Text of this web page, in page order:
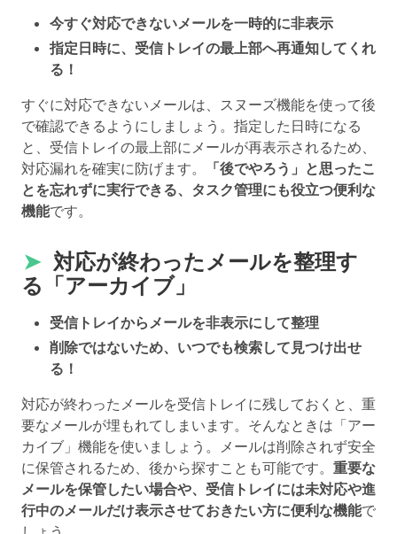
今すぐ対応できないメールを一時的に非表示
指定日時に、受信トレイの最上部へ再通知してくれ
る！
すぐに対応できないメールは、スヌーズ機能を使って後
で確認できるようにしましょう。指定した日時になる
と、受信トレイの最上部にメールが再表示されるため、
対応漏れを確実に防げます。
「後でやろう」と思ったこ
とを忘れずに実行できる、タスク管理にも役立つ便利な
機能です。
➤ 対応が終わったメールを整理す
る「アーカイブ」
受信トレイからメールを非表示にして整理
削除ではないため、いつでも検索して見つけ出せ
る！
対応が終わったメールを受信トレイに残しておくと、重
要なメールが埋もれてしまいます。そんなときは「アー
カイブ」機能を使いましょう。メールは削除されず安全
に保管されるため、後から探すことも可能です。 重要な
メールを保管したい場合や、受信トレイには未対応や進
行中のメールだけ表示させておきたい方に便利な機能で